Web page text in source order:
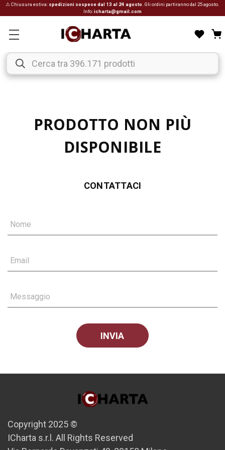
⚠ Chiusura estiva: spedizioni sospese dal 13 al 24 agosto . Gli ordini partiranno dal 25 agosto.
Info:icharta@gmail.com
PRODOTTO NON PIÙ
DISPONIBILE
CONTATTACI
Nome
Email
Messaggio
Copyright 2025 ©
ICharta s.r.l. All Rights Reserved